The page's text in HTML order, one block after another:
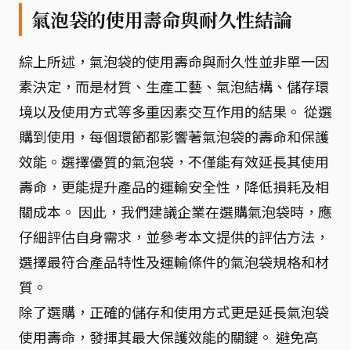
氣泡袋的使用壽命與耐久性結論
綜上所述，氣泡袋的使用壽命與耐久性並非單一因
素決定，而是材質、生產工藝、氣泡結構、儲存環
境以及使用方式等多重因素交互作用的結果。 從選
購到使用，每個環節都影響著氣泡袋的壽命和保護
效能。選擇優質的氣泡袋，不僅能有效延長其使用
壽命，更能提升產品的運輸安全性，降低損耗及相
關成本。 因此，我們建議企業在選購氣泡袋時，應
仔細評估自身需求，並參考本文提供的評估方法，
選擇最符合產品特性及運輸條件的氣泡袋規格和材
質。
除了選購，正確的儲存和使用方式更是延長氣泡袋
使用壽命，發揮其最大保護效能的關鍵。 避免高